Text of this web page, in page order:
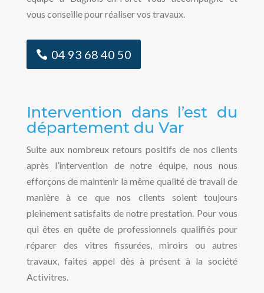
vous conseille pour réaliser vos travaux.
04 93 68 40 50
Intervention dans l’est du
département du Var
Suite aux nombreux retours positifs de nos clients
après l’intervention de notre équipe, nous nous
efforçons de maintenir la même qualité de travail de
manière à ce que nos clients soient toujours
pleinement satisfaits de notre prestation. Pour vous
qui êtes en quête de professionnels qualifiés pour
réparer des vitres fissurées, miroirs ou autres
travaux, faites appel dès à présent à la société
Activitres.